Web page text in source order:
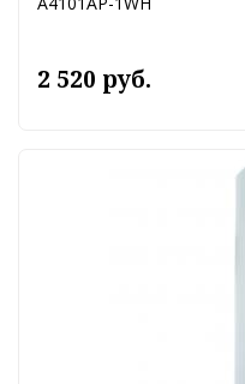
2 520 руб.